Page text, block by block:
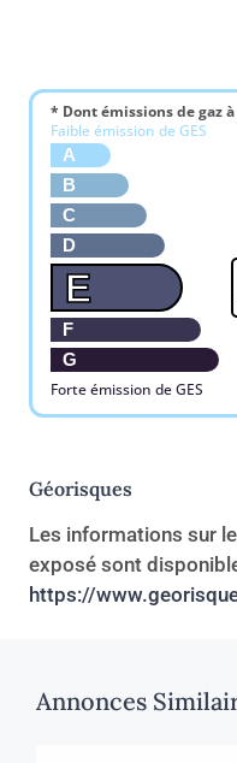
* Dont émissions de gaz
Faible émission de GES
A
B
C
D
E
F
G
Forte émission de GES
Géorisques
Les informations sur
exposé sont
https://
Annonces